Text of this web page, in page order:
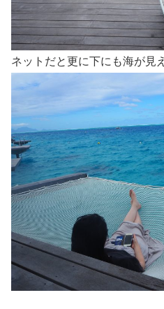
ネットだと更に下にも海が見